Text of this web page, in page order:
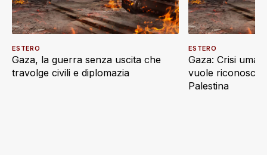
Gaza, la guerra senza uscita che
travolge civili e diplomazia
ESTERO
Gaza: Crisi
vuole
Palestina
ESTERO